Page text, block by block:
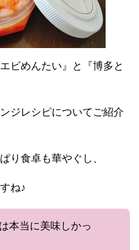
ビめんたい』と『博多と
ジレシピについてご紹介
り食卓も華やぐし、
ね♪
本当に美味しかっ